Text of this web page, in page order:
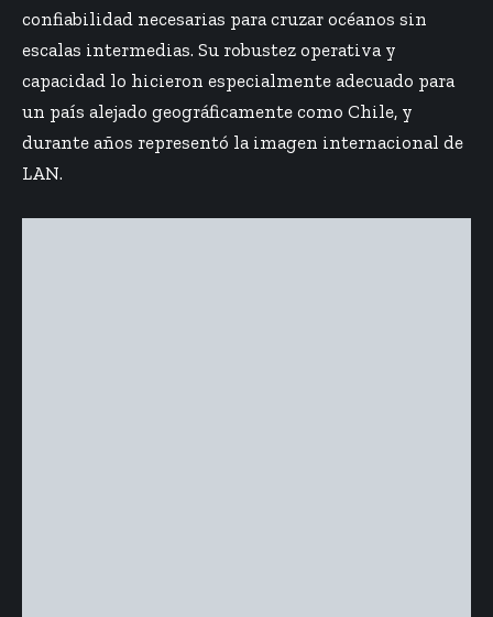
confiabilidad necesarias para cruzar océanos sin
escalas intermedias. Su robustez operativa y
capacidad lo hicieron especialmente adecuado para
un país alejado geográficamente como Chile, y
durante años representó la imagen internacional de
LAN.